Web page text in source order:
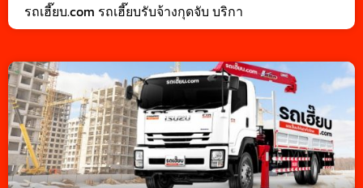
รถเฮี๊ยบ.com รถเฮี๊ยบรับจ้างกุดจับ บริกา